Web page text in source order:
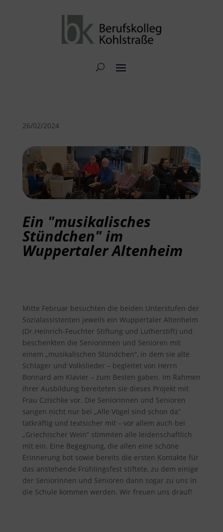
26/02/2024
Ein "musikalisches
Stündchen" im
Wuppertaler Altenheim
Mitte Februar besuchten die beiden Unterstufen der
Sozialassistenten jeweils ein Wuppertaler Altenheim
(Dr.Heinrich-Feuchter Stiftung und Lutherstift) und
beschenkten die Seniorinnen und Senioren mit
einem „musikalischen Stündchen“, in dem sie alte
Schlager und Volkslieder – begleitet von Herrn
Bonnard am Klavier – zum Besten gaben. Im Rahmen
ihrer Ausbildung bereiteten sie dieses Projekt mit
Frau Czischke vor. Die Seniorinnen und Senioren
sangen nicht nur bei „Alle Vögel sind schon da“
tatkräftig und textsicher mit – vor allem auch bei
„Griechischer Wein“ stimmten alle leidenschaftlich
mit ein. Eine Begegnung, die allen eine schöne
Erinnerung bot sowie bereits die ersten Kontakte für
das anstehende Frühlingsfest stiftete, zu dem einige
der Seniorinnen und Senioren dann sogar zu uns in
die Schule kommen werden. Wir freuen uns drauf!